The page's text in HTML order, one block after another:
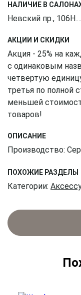
НАЛИЧИЕ В
Невский пр., 106Н
АКЦИИ И СКИДКИ
Акция - 25% на
с одинаковым
четвертую
третья по полной
меньшей
товаров!
ОПИСАНИЕ
Производство:
ПОХОЖИЕ РАЗДЕЛЫ
Категории: